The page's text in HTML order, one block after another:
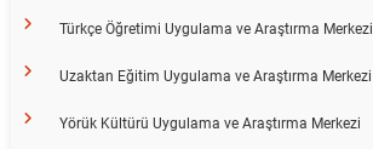
Türkçe Öğretimi Uygulama ve Araştırma Merkezi
Uzaktan Eğitim Uygulama ve Araştırma Merkezi
Yörük Kültürü Uygulama ve Araştırma Merkezi